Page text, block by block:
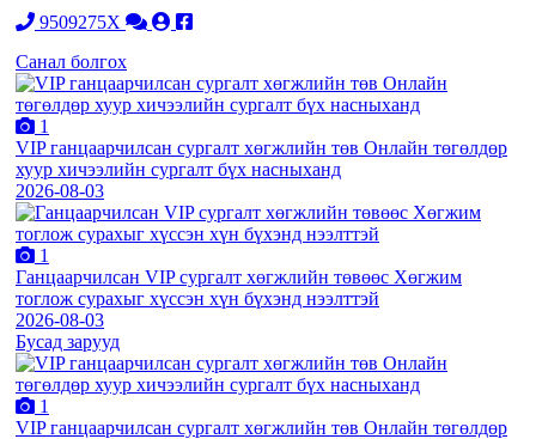
9509275X
Санал болгох
1
VIP ганцаарчилсан сургалт хөгжлийн төв Онлайн төгөлдөр
хуур хичээлийн сургалт бүх насныханд
2026-08-03
1
Ганцаарчилсан VIP сургалт хөгжлийн төвөөс Хөгжим
тоглож сурахыг хүссэн хүн бүхэнд нээлттэй
2026-08-03
Бусад зарууд
1
VIP ганцаарчилсан сургалт хөгжлийн төв Онлайн төгөлдөр